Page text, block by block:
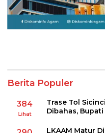
Berita Populer
384
Lihat
Trase Tol
Dibahas,
LKAAM Matur